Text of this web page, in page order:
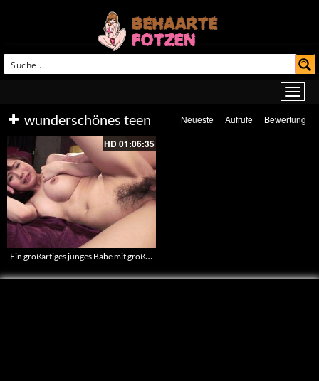
wunderschönes teen Neueste Aufrufe Bewertung
HD01:06:35
Ein großartiges junges Babe mit großen Brüsten und behaarter Vagina – Ein japanisches heißes Pärchen